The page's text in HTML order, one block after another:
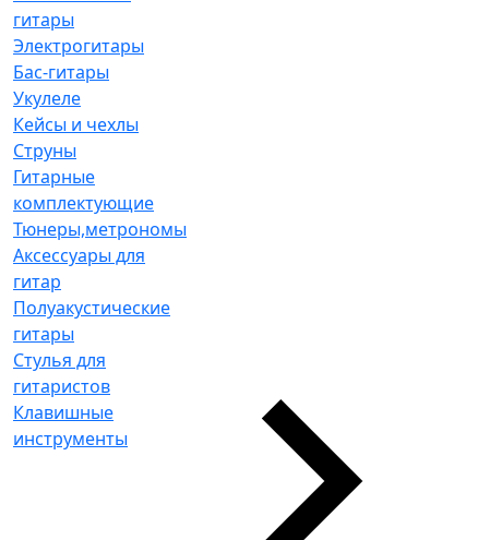
гитары
Электрогитары
Бас-гитары
Укулеле
Кейсы и чехлы
Струны
Гитарные
комплектующие
Тюнеры,метрономы
Аксессуары для
гитар
Полуакустические
гитары
Стулья для
гитаристов
Клавишные
инструменты